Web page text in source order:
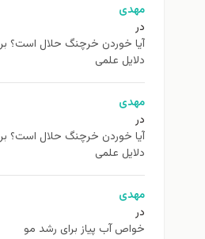
مهدی
در
آیا خوردن خرچنگ حلال است؟
دلایل علمی
مهدی
در
آیا خوردن خرچنگ حلال است؟
دلایل علمی
مهدی
در
خواص آب پیاز برای رشد مو